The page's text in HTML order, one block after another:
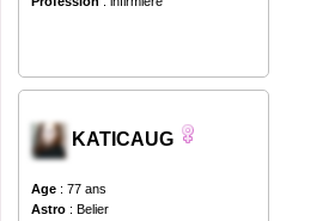
KATICAUG
Age : 77 ans
Astro : Belier